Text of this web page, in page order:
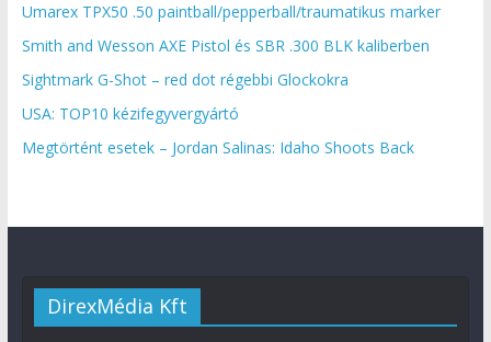
Umarex TPX50 .50 paintball/pepperball/traumatikus marker
Smith and Wesson AXE Pistol és SBR .300 BLK kaliberben
Sightmark G-Shot – red dot régebbi Glockokra
USA: TOP10 kézifegyvergyártó
Megtörtént esetek – Jordan Salinas: Idaho Shoots Back
DirexMédia Kft